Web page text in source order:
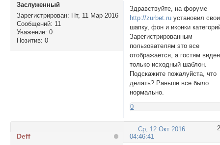
Заслуженный
Зарегистрирован: Пт, 11 Мар 2016
Сообщений: 11
Уважение: 0
Позитив: 0
Здравствуйте, на форуме
http://zurbet.ru установил свои
шапку, фон и иконки
Зарегистрированным
пользователям это все
отображается, а гостям виден
только исходный шаблон.
Подскажите пожалуйста, что
делать? Раньше все было
нормально.
0
2
Ср, 12 Окт 2016
04:46:41
Deff